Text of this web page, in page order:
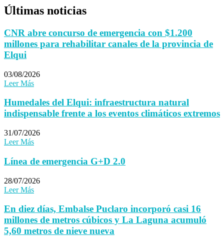
Últimas noticias
CNR abre concurso de emergencia con $1.200
millones para rehabilitar canales de la provincia de
Elqui
03/08/2026
Leer Más
Humedales del Elqui: infraestructura natural
indispensable frente a los eventos climáticos extremos
31/07/2026
Leer Más
Línea de emergencia G+D 2.0
28/07/2026
Leer Más
En diez días, Embalse Puclaro incorporó casi 16
millones de metros cúbicos y La Laguna acumuló
5,60 metros de nieve nueva